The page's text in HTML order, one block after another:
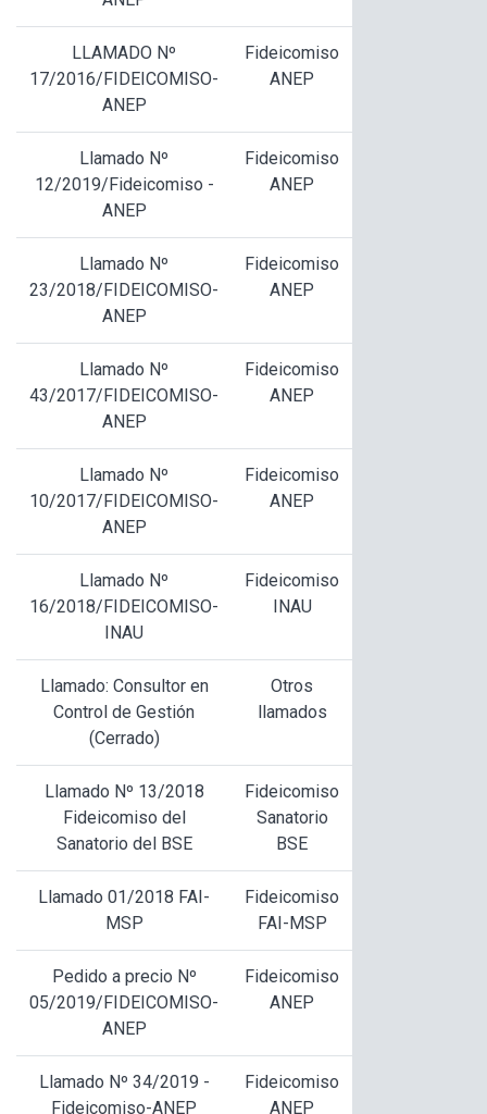
LLAMADO Nº
17/2016/FIDEICOMISO-
ANEP
Fideicomiso
ANEP
Llamado Nº
12/2019/Fideicomiso -
ANEP
Fideicomiso
ANEP
Llamado Nº
23/2018/FIDEICOMISO-
ANEP
Fideicomiso
ANEP
Llamado Nº
43/2017/FIDEICOMISO-
ANEP
Fideicomiso
ANEP
Llamado Nº
10/2017/FIDEICOMISO-
ANEP
Fideicomiso
ANEP
Llamado Nº
16/2018/FIDEICOMISO-
INAU
Fideicomiso
INAU
Llamado: Consultor en
Control de Gestión
(Cerrado)
Otros
llamados
Llamado Nº 13/2018
Fideicomiso del
Sanatorio del BSE
Fideicomiso
Sanatorio
BSE
Llamado 01/2018 FAI-
MSP
Fideicomiso
FAI-MSP
Pedido a precio Nº
05/2019/FIDEICOMISO-
ANEP
Fideicomiso
ANEP
Llamado Nº 34/2019 -
Fideicomiso-ANEP
Fideicomiso
ANEP